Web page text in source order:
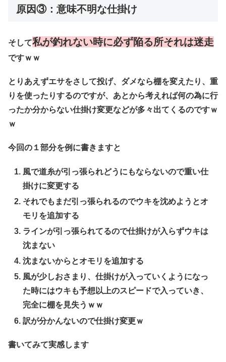
原因③：意味不明な仕掛け
そして私が釣れない時に必ず陥る所それは迷走
ですｗｗ
とりあえずエサをさして投げ、ダメなら棚を変えたり、重
りを使ったりするのですが、あとから考えれば何の為に行
ったか分からない仕掛け変更などが多々出てくるのですｗ
ｗ
今回の１部分を例に書きますと
風で道糸が引っ張られどうにもならないので重い仕
掛けに変更する
それでもまだ引っ張られるのでウキを沈めようとオ
モリを追加する
ラインが引っ張られてるので仕掛けが入らずウキは
沈まない
沈まないからとオモリを追加する
風が少しおさまり、仕掛けが入っていくようになっ
た時にはウキも予想以上のスピードで入っていき、
完全に棚を見失うｗｗ
訳が分かんないので仕掛け変更ｗ
書いてみて実感します